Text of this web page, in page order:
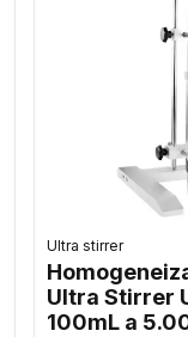
Ultra stirrer
Ultra Stirrer
100mL a